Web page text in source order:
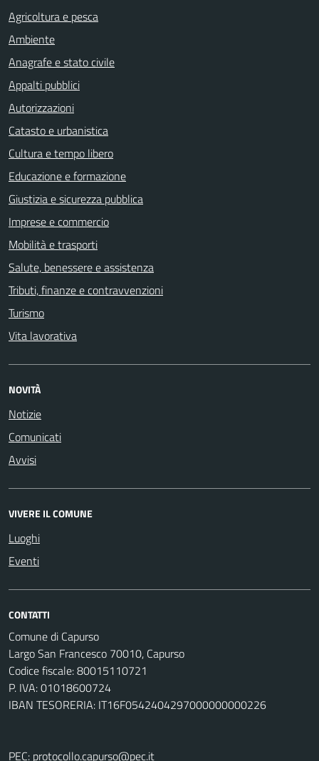
Agricoltura e pesca
Ambiente
Anagrafe e stato civile
Appalti pubblici
Autorizzazioni
Catasto e urbanistica
Cultura e tempo libero
Educazione e formazione
Giustizia e sicurezza pubblica
Imprese e commercio
Mobilità e trasporti
Salute, benessere e assistenza
Tributi, finanze e contravvenzioni
Turismo
Vita lavorativa
NOVITÀ
Notizie
Comunicati
Avvisi
VIVERE IL COMUNE
Luoghi
Eventi
CONTATTI
Comune di Capurso
Largo San Francesco 70010, Capurso
Codice fiscale: 80015110721
P. IVA: 01018600724
IBAN TESORERIA: IT16F0542404297000000000226
PEC: protocollo.capurso@pec.it